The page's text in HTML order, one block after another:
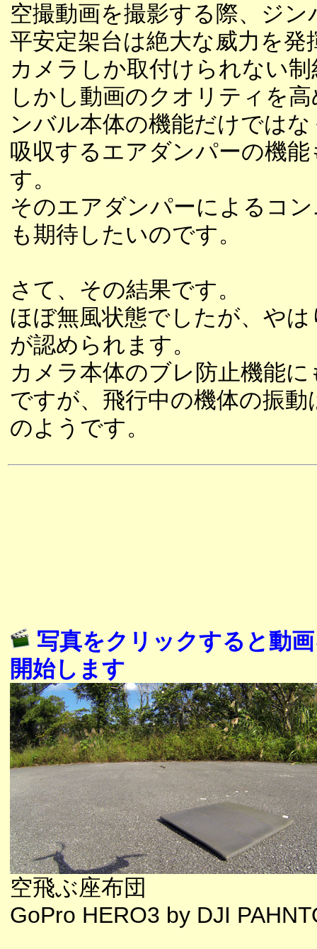
空撮動画を撮影する際、ジ
平安定架台は絶大な威力を発
カメラしか取付けられない
しかし動画のクオリティを
ンバル本体の機能だけでは
吸収するエアダンパーの機
す。
そのエアダンパーによるコ
も期待したいのです。
さて、その結果です。
ほぼ無風状態でしたが、や
が認められます。
カメラ本体のブレ防止機能
ですが、飛行中の機体の振
のようです。
写真をクリックすると動
開始します
空飛ぶ座布団
GoPro HERO3 by DJI